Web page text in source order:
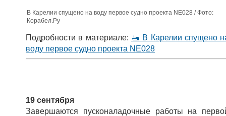
В Карелии спущено на воду первое судно проекта NE028 / Фото:
Корабел.Ру
Подробности в материале: 🚤 В Карелии спущено
воду первое судно проекта NE028
19 сентября
Завершаются пусконаладочные работы на